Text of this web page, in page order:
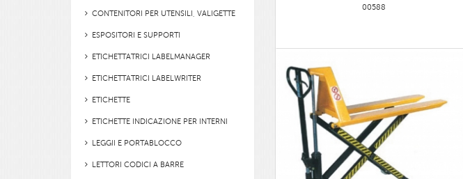
CONTENITORI PER UTENSILI, VALIGETTE
ESPOSITORI E SUPPORTI
ETICHETTATRICI LABELMANAGER
ETICHETTATRICI LABELWRITER
ETICHETTE
ETICHETTE INDICAZIONE PER INTERNI
LEGGII E PORTABLOCCO
LETTORI CODICI A BARRE
00588